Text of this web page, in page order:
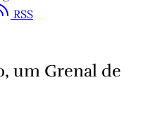
RSS
um Grenal de